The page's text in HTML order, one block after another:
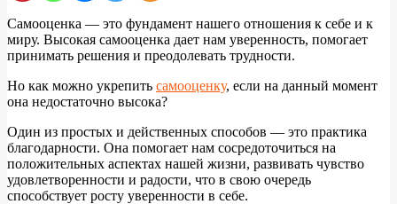
Самооценка — это фундамент нашего отношения к себе и к
миру. Высокая самооценка дает нам уверенность, помогает
принимать решения и преодолевать трудности.
Но как можно укрепить самооценку, если на данный момент
она недостаточно высока?
Один из простых и действенных способов — это практика
благодарности. Она помогает нам сосредоточиться на
положительных аспектах нашей жизни, развивать чувство
удовлетворенности и радости, что в свою очередь
способствует росту уверенности в себе.